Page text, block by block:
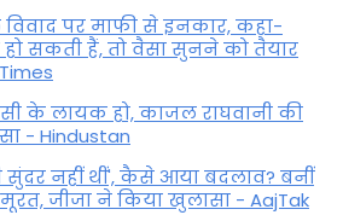
विवाद पर माफी से इनकार, कहा-
सकती हैं, तो वैसा सुनने को तैयार
के लायक हो, काजल राघवानी की
- Hindustan
सुंदर नहीं थीं', कैसे आया बदलाव? बनीं
जीजा ने किया खुलासा - AajTak